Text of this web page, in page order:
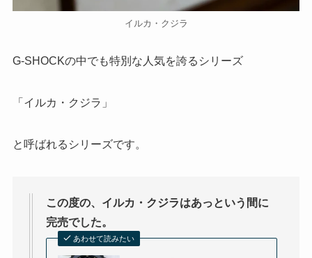
イルカ・クジラ
G-SHOCKの中でも特別な人気を誇るシリーズ
「イルカ・クジラ」
と呼ばれるシリーズです。
この度の、イルカ・クジラはあっという間に
完売でした。
あわせて読みたい